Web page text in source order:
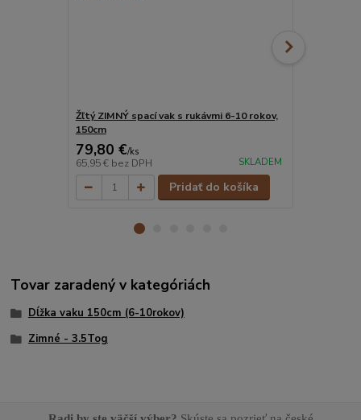
Žľtý ZIMNÝ spací vak s rukávmi 6-10 rokov,
150cm
79,80 €/ks
65,95 € bez DPH SKLADEM
Pridať do košíka
Tovar zaradený v kategóriách
Dĺžka vaku 150cm (6-10rokov)
Zimné - 3.5Tog